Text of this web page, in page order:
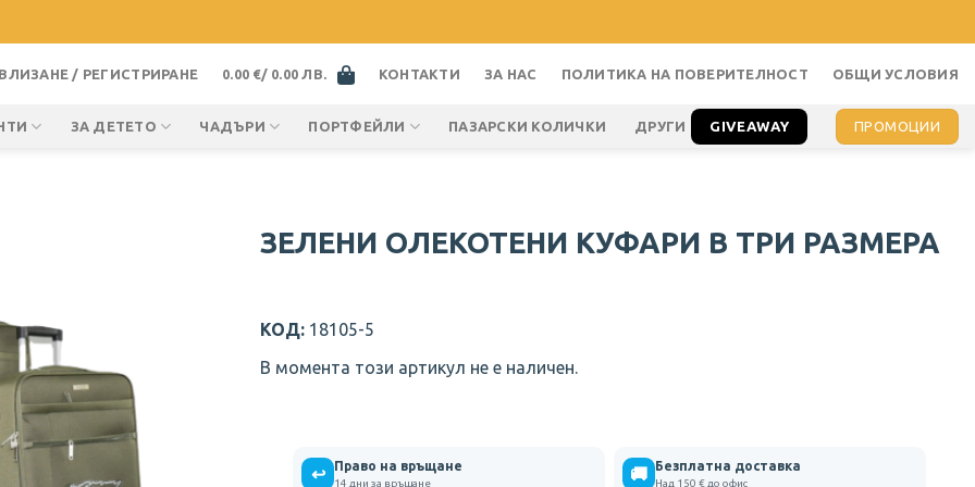
ВЛИЗАНЕ / РЕГИСТРИРАНЕ 0.00 €/ 0.00 ЛВ. КОНТАКТИ ЗА НАС ПОЛИТИКА НА ПОВЕРИТЕЛНОСТ ОБЩИ УСЛОВИЯ
ЗА ДЕТЕТО ЧАДЪРИ ПОРТФЕЙЛИ ПАЗАРСКИ КОЛИЧКИ ДРУГИ GIVEAWAY ПРОМОЦИИ
ЗЕЛЕНИ ОЛЕКОТЕНИ КУФАРИ В ТРИ РАЗМЕРА
КОД: 18105-5
В момента този артикул не е наличен.
↩ Право на връщане
14 дни за връщане 🚚 Безплатна доставка
Над 150 € до офис